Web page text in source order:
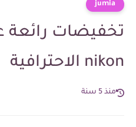
jumia
تخفيضات رائعة
nikon الاحترافية
منذ 5 سنة